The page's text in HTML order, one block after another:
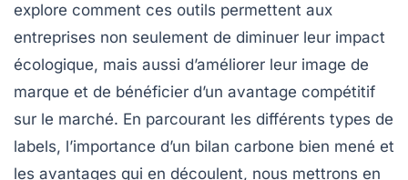
explore comment ces outils permettent aux
entreprises non seulement de diminuer leur impact
écologique, mais aussi d’améliorer leur image de
marque et de bénéficier d’un avantage compétitif
sur le marché. En parcourant les différents types de
labels, l’importance d’un bilan carbone bien mené et
les avantages qui en découlent, nous mettrons en